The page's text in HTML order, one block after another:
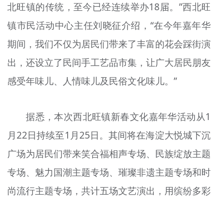
北旺镇的传统，至今已经连续举办18届。”西北旺
镇市民活动中心主任刘晓征介绍，“在今年嘉年华
期间，我们不仅为居民们带来了丰富的花会踩街演
出，还设立了民间手工艺品市集，让广大居民朋友
感受年味儿、人情味儿及民俗文化味儿。”
据悉，本次西北旺镇新春文化嘉年华活动从1
月22日持续至1月25日。其间将在海淀大悦城下沉
广场为居民们带来笑合福相声专场、民族绽放主题
专场、魅力国潮主题专场、璀璨非遗主题专场和时
尚流行主题专场，共计五场文艺演出，用缤纷多彩